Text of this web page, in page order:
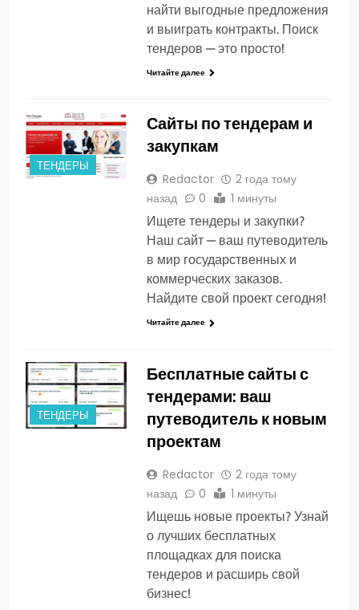
найти выгодные предложения
и выиграть контракты. Поиск
тендеров — это просто!
Читайте далее
ТЕНДЕРЫ
Сайты по тендерам и
закупкам
Redactor
2 года тому
назад
0 1 минуты
Ищете тендеры и закупки?
Наш сайт — ваш путеводитель
в мир государственных и
коммерческих заказов.
Найдите свой проект сегодня!
Читайте далее
ТЕНДЕРЫ
Бесплатные сайты с
тендерами: ваш
путеводитель к новым
проектам
Redactor
2 года тому
назад
0 1 минуты
Ищешь новые проекты? Узнай
о лучших бесплатных
площадках для поиска
тендеров и расширь свой
бизнес!